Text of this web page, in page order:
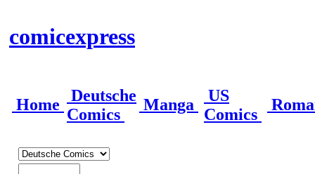
comicexpress
Home
Deutsche
Comics
Manga
US
Comics